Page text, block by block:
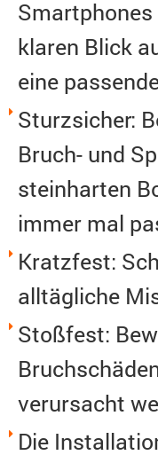
klaren Blick
eine
Sturzsicher:
Bruch- und
steinharten
immer mal
Kratzfest:
alltägliche
Stoßfest:
verursacht
Die